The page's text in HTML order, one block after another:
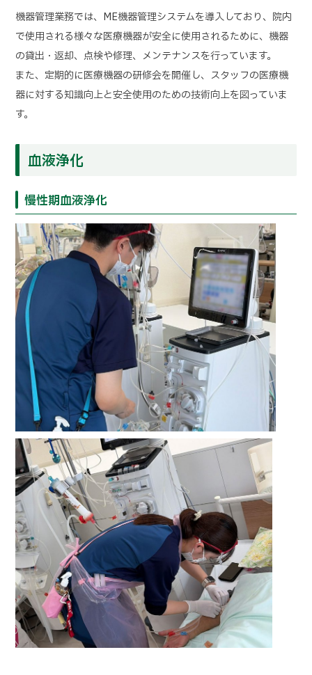
機器管理業務では、ME機器管理システムを導入しており、院内
で使用される様々な医療機器が安全に使用されるために、機器
の貸出・返却、点検や修理、メンテナンスを行っています。
また、定期的に医療機器の研修会を開催し、スタッフの医療機
器に対する知識向上と安全使用のための技術向上を図っていま
す。
血液浄化
慢性期血液浄化